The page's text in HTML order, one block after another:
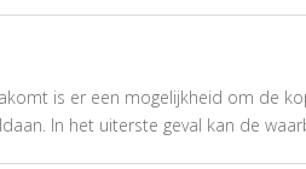
is er een mogelijkheid om de
In het uiterste geval kan de